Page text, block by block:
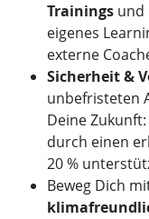
Trainings und
eigenes
externe
Sicherheit &
unbefristeten
Deine
durch einen
20 %
Beweg Dich